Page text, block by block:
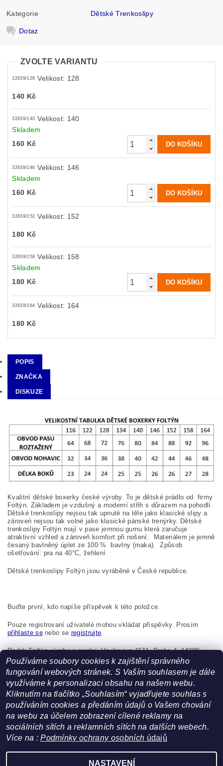
Kategorie Dětské Trenkoslipy
Dotaz
ZVOLTE VARIANTU
32639/128 Velikost: 128
140 Kč
32639/140 Velikost: 140
Skladem
160 Kč
32639/146 Velikost: 146
Skladem
160 Kč
32639/152 Velikost: 152
180 Kč
32639/158 Velikost: 158
Skladem
180 Kč
32639/164 Velikost: 164
180 Kč
POPIS
ZNAČKA
DISKUZE
Kvalitní dětské boxerky české výroby. To je dětské prádlo od firmy
Foltýn. Základem je vzdušný a moderní střih s důrazem na pohodlí.
Dětské trenkoslipy nejsou tak upnuté na těle jako klasické slipy a
zároveń nejsou tak volné jako klasické pánské trenýrky. Dětské
trenkoslipy Foltýn mají v pase jemnou gumu která zaručuje
atraktivní vzhled a zároveň komfort při nošení. Materiálem je jemně
česaný bavlněný úplet ze 100 %
bavlny (maka). Způsob
ošetřování: pra na40°C, žehlení
Dětské trenkoslipy Foltýn jsou vyráběné v České republice.
Buďte první, kdo napíše příspěvek k této položce.
Pouze registrovaní uživatelé mohou vkládat příspěvky. Prosím
přihlaste senebo se registrujte.
Radek Foltýn výroba a prodej, Vavřenova 1171, Praha 4, 14200,
Česká republika, foltynradek@seznam.cz
Facebook | Heureka.cz
Používáme soubory cookies k zajištění správného
fungování webových stránek. S Vaším souhlasem je dále
využíváme k personalizaci obsahu na našem webu.
Kliknutím na tlačítko „Souhlasím“ vyjadřujete souhlas s
používáním cookies a předáním údajů o Vašem chování
na webu za účelem zobrazení cílené reklamy na
sociálních sítích a reklamních sítích na dalších webech.
Více na :Podmínky ochrany osobních údajů
NASTAVENÍ